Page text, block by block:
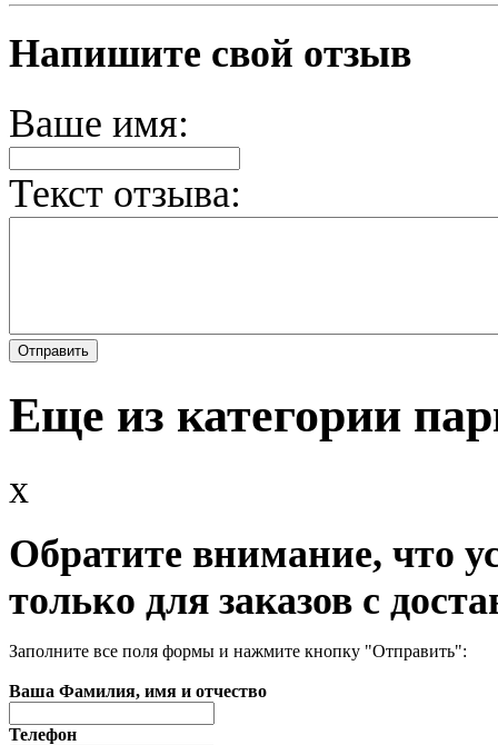
Напишите свой отзыв
Ваше имя:
Текст отзыва:
Еще из категории
x
Обратите внимание, что
только для заказов с
Заполните все поля формы и нажмите кнопку "Отправить":
Ваша Фамилия, имя и отчество
Телефон